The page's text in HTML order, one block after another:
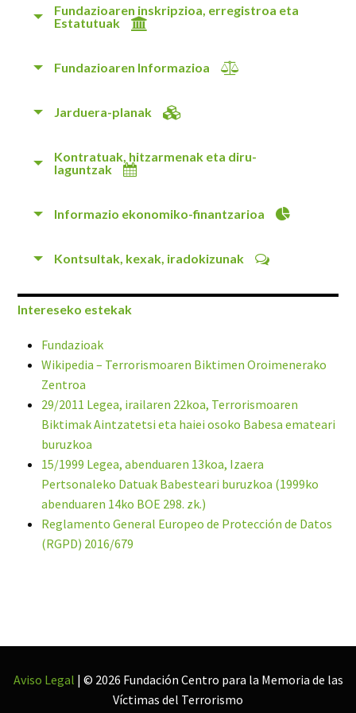
Fundazioaren inskripzioa, erregistroa eta
Estatutuak
Fundazioaren Informazioa
Jarduera-planak
Kontratuak, hitzarmenak eta diru-
laguntzak
Informazio ekonomiko-finantzarioa
Kontsultak, kexak, iradokizunak
Intereseko estekak
Fundazioak
Wikipedia – Terrorismoaren Biktimen Oroimenerako
Zentroa
29/2011 Legea, irailaren 22koa, Terrorismoaren
Biktimak Aintzatetsi eta haiei osoko Babesa emateari
buruzkoa
15/1999 Legea, abenduaren 13koa, Izaera
Pertsonaleko Datuak Babesteari buruzkoa (1999ko
abenduaren 14ko BOE 298. zk.)
Reglamento General Europeo de Protección de Datos
(RGPD) 2016/679
Aviso Legal | © 2026 Fundación Centro para la Memoria de las
Víctimas del Terrorismo